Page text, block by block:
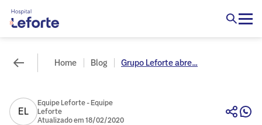
Home Blog Grupo Leforte abre...
EL
Equipe Leforte - Equipe
Leforte
Atualizado em 18/02/2020